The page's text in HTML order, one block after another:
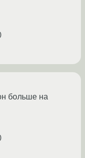
больше на